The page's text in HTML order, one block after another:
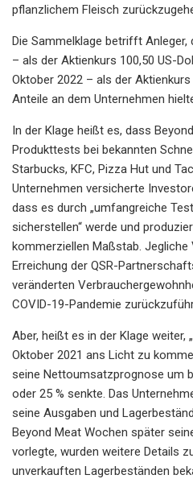
pflanzlichem Fleisch
Die Sammelklage betrifft Anleger,
– als der Aktienkurs 100,50 US-
Oktober 2022 – als der
Anteile an dem Unternehmen
In der Klage heißt es, dass
Produkttests bei bekannten
Starbucks, KFC, Pizza Hut und
Unternehmen versicherte
dass es durch „umfangreiche
sicherstellen“ werde und
kommerziellen Maßstab. Jegliche
Erreichung der QSR-
veränderten
COVID-19-Pandemie
Aber, heißt es in der Klage weiter,
Oktober 2021 ans Licht zu
seine Nettoumsatzprognose um
oder 25 % senkte. Das
seine Ausgaben und
Beyond Meat Wochen später
vorlegte, wurden weitere Details
unverkauften Lagerbeständen